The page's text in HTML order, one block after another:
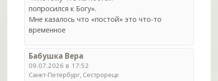
попросился к Богу».
Мне казалось что «постой» это что-то
временное
Бабушка Вера
09.07.2026 в 17:52
Санкт-Петербург, Сестрорецк